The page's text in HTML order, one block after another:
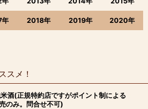
2018年 2019年 2020年
スメ！
酒(正規特約店ですがポイント制による
のみ。問合せ不可)